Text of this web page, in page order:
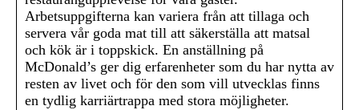
Arbetsuppgifterna kan variera från att tillaga och
servera vår goda mat till att säkerställa att matsal
och kök är i toppskick. En anställning på
McDonald’s ger dig erfarenheter som du har nytta av
resten av livet och för den som vill utvecklas finns
en tydlig karriärtrappa med stora möjligheter.